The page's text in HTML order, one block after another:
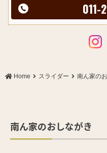
011-
Home スライダー 南ん家の
南ん家のおしながき